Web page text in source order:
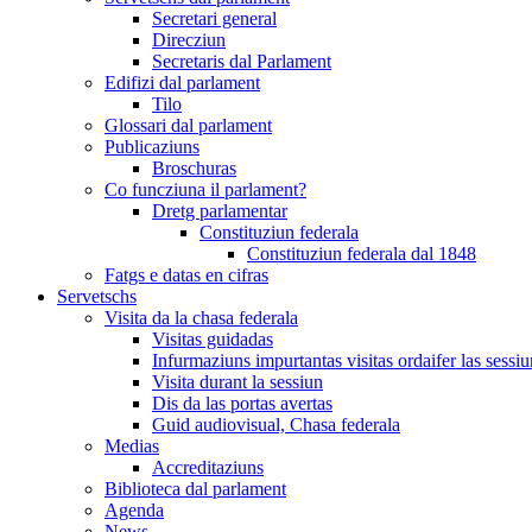
Secretari general
Direcziun
Secretaris dal Parlament
Edifizi dal parlament
Tilo
Glossari dal parlament
Publicaziuns
Broschuras
Co funcziuna il parlament?
Dretg parlamentar
Constituziun federala
Constituziun federala dal 1848
Fatgs e datas en cifras
Servetschs
Visita da la chasa federala
Visitas guidadas
Infurmaziuns impurtantas visitas ordaifer las
Visita durant la sessiun
Dis da las portas avertas
Guid audiovisual, Chasa federala
Medias
Accreditaziuns
Biblioteca dal parlament
Agenda